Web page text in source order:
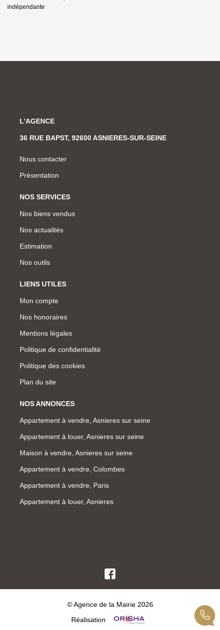
indépendante
L'AGENCE
36 RUE BAPST, 92600 ASNIERES-SUR-SEINE
Nous contacter
Présentation
NOS SERVICES
Nos biens vendus
Nos actualités
Estimation
Nos outils
LIENS UTILES
Mon compte
Nos honoraires
Mentions légales
Politique de confidentialité
Politique des cookies
Plan du site
NOS ANNONCES
Appartement à vendre, Asnieres sur seine
Appartement à louer, Asnieres sur seine
Maison à vendre, Asnieres sur seine
Appartement à vendre, Colombes
Appartement à vendre, Paris
Appartement à louer, Asnieres
© Agence de la Mairie 2026
Réalisation